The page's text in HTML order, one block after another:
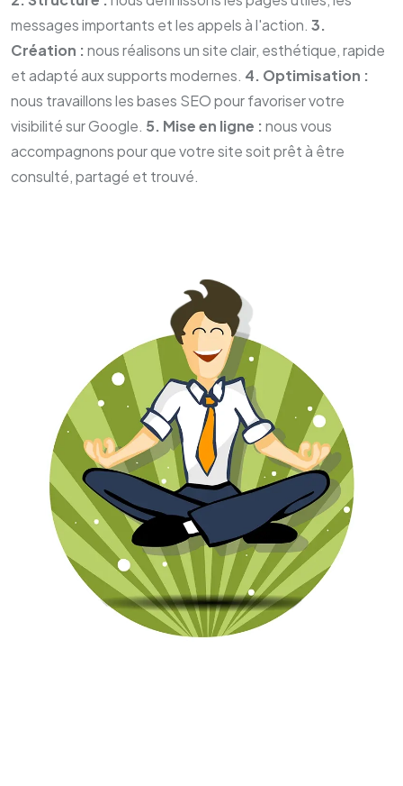
messages importants et les appels à l'action. 3.
Création :nous réalisons un site clair, esthétique, rapide
et adapté aux supports modernes. 4. Optimisation :
nous travaillons les bases SEO pour favoriser votre
visibilité sur Google. 5. Mise en ligne :nous vous
accompagnons pour que votre site soit prêt à être
consulté, partagé et trouvé.